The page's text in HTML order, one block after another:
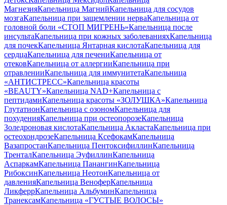
МагнезияКапельница МагнийКапельница для сосудов
мозгаКапельница при защемлении нерваКапельница от
головной боли «СТОП МИГРЕНЬ»Капельница после
инсультаКапельница при кожных заболеванияхКапельница
для почекКапельница Янтарная кислотаКапельница для
сердцаКапельница для печениКапельница от
отековКапельница от аллергииКапельница при
отравленииКапельница для иммунитетаКапельница
«АНТИСТРЕСС»Капельница красоты
«BEAUTY»Капельница NAD+Капельница с
пептидамиКапельница красоты «ЗОЛУШКА»Капельница
ГлутатионКапельница с озономКапельница для
похуденияКапельница при остеопорозеКапельница
Золедроновая кислотаКапельница АкластаКапельница при
остеохондрозеКапельница КсефокамКапельница
ВазапростанКапельница ПентоксифиллинКапельница
ТренталКапельница ЭуфиллинКапельница
АспаркамКапельница ПанангинКапельница
РибоксинКапельница НеотонКапельница от
давленияКапельница ВеноферКапельница
ЛикферрКапельница АльбуминКапельница
ТранексамКапельница «ГУСТЫЕ ВОЛОСЫ»